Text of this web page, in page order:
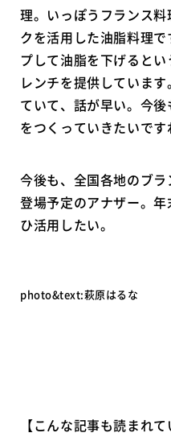
理。いっぽうフランス
クを活用した油脂料理
プして油脂を下げると
レンチを提供していま
ていて、話が早い。今
をつくっていきたいです
今後も、全国各地のブ
登場予定のアナザー。
ひ活用したい。
photo&text:萩原はるな
【こんな記事も読まれて